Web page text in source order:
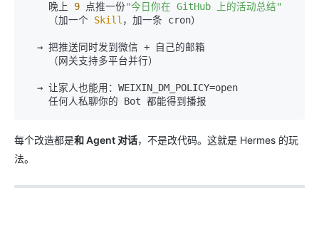
    晚上
9 点推一份"今日你在 GitHub 上的活动总结"
    （加一个
Skill ，加一条 cron）
每个改造都是和 Agent 对话，不是改代码。这就是 Hermes 的玩
法。